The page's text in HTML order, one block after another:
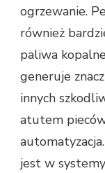
ogrzewanie.
również
paliwa
generuje
innych
atutem
jest w